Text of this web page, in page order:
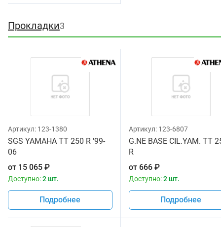
Прокладки3
Артикул: 123-1380
SGS YAMAHA TT 250 R '99-
06
от 15 065 ₽
Доступно:2 шт.
Подробнее
Артикул: 123-6807
G.NE BASE CIL.YAM. TT
R
от 666₽
Доступно:2 шт.
Подробнее